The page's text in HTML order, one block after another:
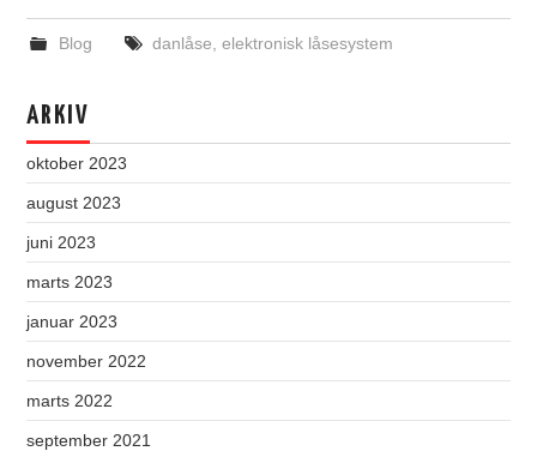
Blog danlåse elektronisk låsesystem
ARKIV
oktober 2023
august 2023
juni 2023
marts 2023
januar 2023
november 2022
marts 2022
september 2021